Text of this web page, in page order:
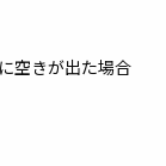
空きが出た場合